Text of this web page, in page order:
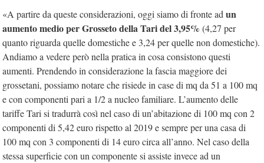
«A partire da queste considerazioni, oggi siamo di fronte adun
aumento medio per Grosseto della Tari del 3,95% (4,27 per
quanto riguarda quelle domestiche e 3,24 per quelle non domestiche).
Andiamo a vedere però nella pratica in cosa consistono questi
aumenti. Prendendo in considerazione la fascia maggiore dei
grossetani, possiamo notare che risiede in case di mq da 51 a 100 mq
e con componenti pari a 1/2 a nucleo familiare. L’aumento delle
tariffe Tari si tradurrà così nel caso di un’abitazione di 100 mq con 2
componenti di 5,42 euro rispetto al 2019 e sempre per una casa di
100 mq con 3 componenti di 14 euro circa all’anno. Nel caso della
stessa superficie con un componente si assiste invece ad un